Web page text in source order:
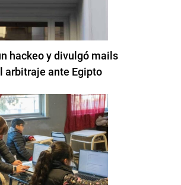
hackeo y divulgó mails
arbitraje ante Egipto